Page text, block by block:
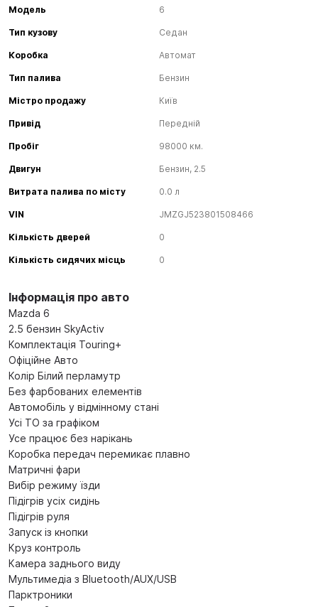
Інформація про авто
Mazda 6
2.5 бензин SkyActiv
Комплектація Touring+
Офіційне Авто
Колір Білий перламутр
Без фарбованих елементів
Автомобіль у відмінному стані
Усі ТО за графіком
Усе працює без нарікань
Коробка передач перемикає плавно
Матричні фари
Вибір режиму їзди
Підігрів усіх сидінь
Підігрів руля
Запуск із кнопки
Круз контроль
Камера заднього виду
Мультимедіа з Bluetooth/AUX/USB
Парктроники
Модель 6
Тип кузову Седан
Коробка Автомат
Тип палива Бензин
Містро продажу Київ
Привід Передній
Пробіг 98000 км.
Двигун Бензин, 2.5
Витрата палива по місту 0.0 л
VIN JMZGJ523801508466
Кількість дверей 0
Кількість сидячих місць 0